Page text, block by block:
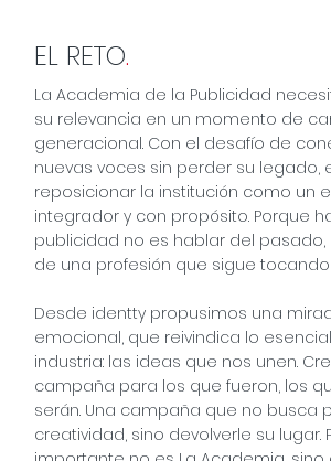
EL RETO.
La Academia de la Publicidad
su relevancia en un momento de
generacional. Con el desafío de
nuevas voces sin perder su legado,
reposicionar la institución como un
integrador y con propósito. Porque
publicidad no es hablar del pasado,
de una profesión que sigue tocando
Desde identty propusimos una
emocional, que reivindica lo
industria: las ideas que nos unen.
campaña para los que fueron, los
serán. Una campaña que no busca
creatividad, sino devolverle su lugar.